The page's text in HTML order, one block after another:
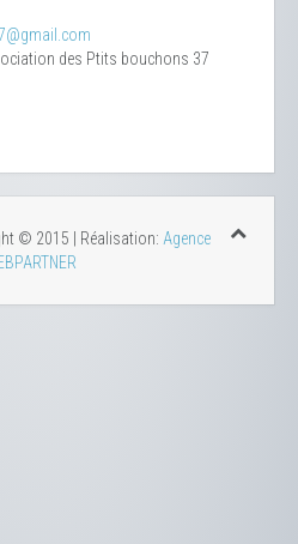
des Ptits bouchons 37
© 2015 | Réalisation: Agence